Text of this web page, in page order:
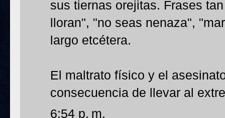
sus tiernas orejitas. Frases
lloran", "no seas nenaza",
largo etcétera.
El maltrato físico y el
consecuencia de llevar al
6:54 p. m.